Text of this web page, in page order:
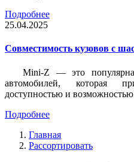
Подробнее
25.04.2025
Совместимость кузовов с
Mini-Z — это
автомобилей, которая
доступностью и
Подробнее
Главная
Рассортировать